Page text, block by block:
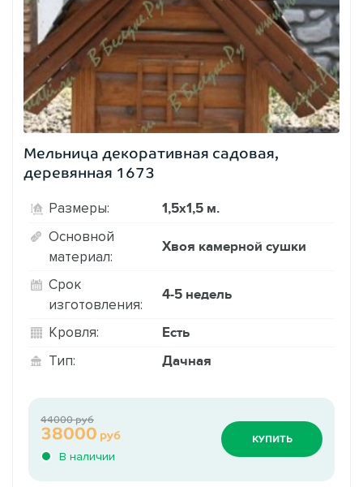
Мельница декоративная садовая,
деревянная 1673
Размеры: 1,5х1,5 м.
Основной
материал:
Хвоя камерной сушки
Срок
изготовления:
4-5 недель
Кровля: Есть
Тип: Дачная
В наличии
38000 руб
44000 руб
КУПИТЬ